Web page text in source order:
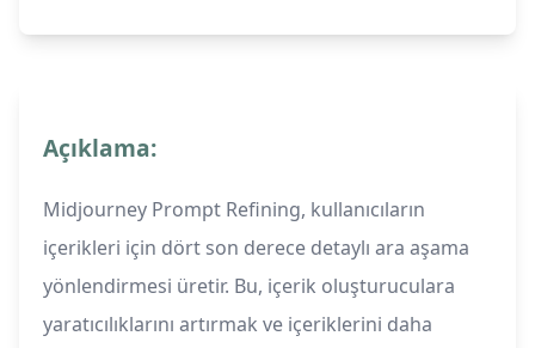
Açıklama:
Midjourney Prompt Refining, kullanıcıların
içerikleri için dört son derece detaylı ara aşama
yönlendirmesi üretir. Bu, içerik oluşturuculara
yaratıcılıklarını artırmak ve içeriklerini daha